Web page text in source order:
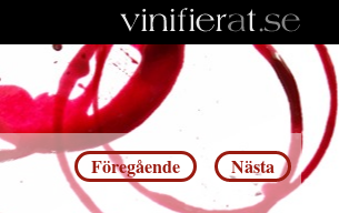
Inläggsnavigering
Föregående Nästa